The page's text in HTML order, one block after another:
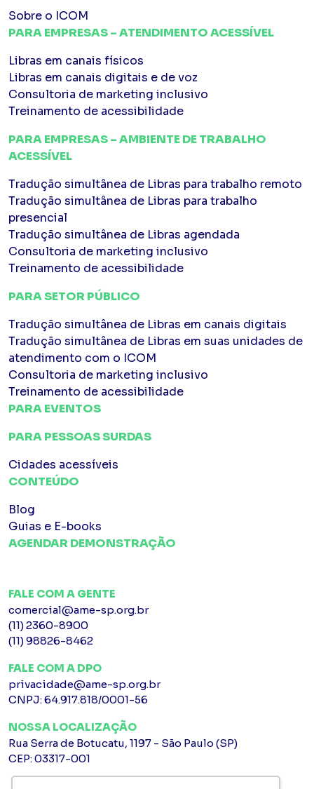
Sobre o ICOM
PARA EMPRESAS – ATENDIMENTO ACESSÍVEL
Libras em canais físicos
Libras em canais digitais e de voz
Consultoria de marketing inclusivo
Treinamento de acessibilidade
PARA EMPRESAS – AMBIENTE DE TRABALHO
ACESSÍVEL
Tradução simultânea de Libras para trabalho remoto
Tradução simultânea de Libras para trabalho
presencial
Tradução simultânea de Libras agendada
Consultoria de marketing inclusivo
Treinamento de acessibilidade
PARA SETOR PÚBLICO
Tradução simultânea de Libras em canais digitais
Tradução simultânea de Libras em suas unidades de
atendimento com o ICOM
Consultoria de marketing inclusivo
Treinamento de acessibilidade
PARA EVENTOS
PARA PESSOAS SURDAS
Cidades acessíveis
CONTEÚDO
Blog
Guias e E-books
AGENDAR DEMONSTRAÇÃO
FALE COM A GENTE
comercial@ame-sp.org.br
(11) 2360-8900
(11) 98826-8462
FALE COM A DPO
privacidade@ame-sp.org.br
CNPJ: 64.917.818/0001-56
NOSSA LOCALIZAÇÃO
Rua Serra de Botucatu, 1197 - São Paulo (SP)
CEP: 03317-001